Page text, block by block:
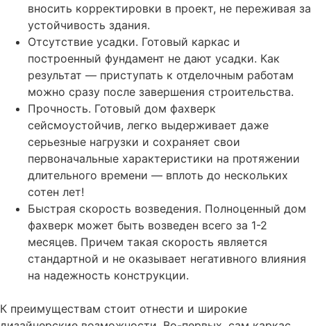
вносить корректировки в проект, не переживая за
устойчивость здания.
Отсутствие усадки. Готовый каркас и
построенный фундамент не дают усадки. Как
результат — приступать к отделочным работам
можно сразу после завершения строительства.
Прочность. Готовый дом фахверк
сейсмоустойчив, легко выдерживает даже
серьезные нагрузки и сохраняет свои
первоначальные характеристики на протяжении
длительного времени — вплоть до нескольких
сотен лет!
Быстрая скорость возведения. Полноценный дом
фахверк может быть возведен всего за 1-2
месяцев. Причем такая скорость является
стандартной и не оказывает негативного влияния
на надежность конструкции.
К преимуществам стоит отнести и широкие